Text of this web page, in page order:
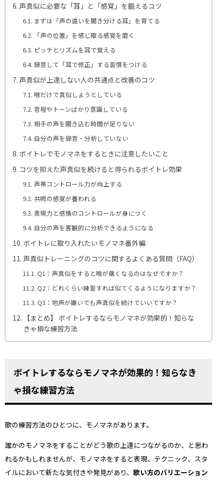
声真似に必要な「耳」と「感覚」を鍛えるコツ
まずは「声の違いを聞き分ける耳」を育てる
「声の位置」を感じ取る感覚を磨く
ピッチとリズムを耳で覚える
録音して「耳で修正」する習慣をつける
声真似が上達しない人の共通点と改善のコツ
喉だけで真似しようとしている
音程やトーンばかり意識している
相手の声を聞き込む時間が足りない
自分の声を録音・分析していない
ボイトレでモノマネをするときに注意したいこと
コツを抑えた声真似を続けると得られるボイトレ効果
声帯コントロール力が向上する
共鳴の感覚が養われる
表現力と感情のコントロールが身につく
自分の声を客観的に分析できるようになる
ボイトレに取り入れたいモノマネ番外編
声真似トレーニングのコツに関するよくある質問（FAQ）
Q1：声真似をすると喉が痛くなるのはなぜですか？
Q2：どれくらい練習すれば似てくるようになりますか？
Q3：地声が嫌いでも声真似を続けていいですか？
【まとめ】 ボイトレするならモノマネが効果的！知らな
きゃ損な練習方法
ボイトレするならモノマネが効果的！知らなき
ゃ損な練習方法
歌の練習方法のひとつに、モノマネがあります。
誰かのモノマネをすることがどう歌の上達につながるのか、と思わ
れるかもしれませんが、モノマネをすると表現、テクニック、スタ
イルにおいて新たな気付きや発見があり、 歌い方のバリエーション